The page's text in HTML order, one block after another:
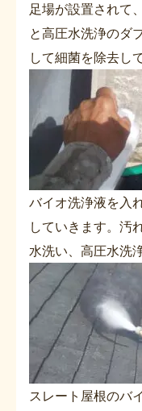
足場が設置されて
と高圧水洗浄のダ
して細菌を除去し
バイオ洗浄液を入
していきます。汚
水洗い、高圧水洗
スレート屋根のバ